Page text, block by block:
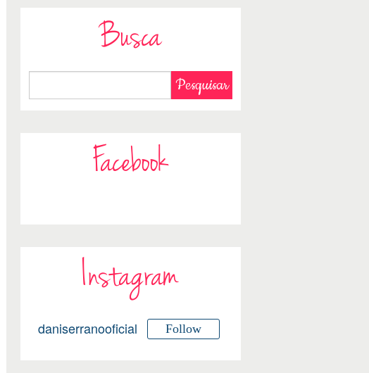
Busca
Facebook
Instagram
daniserranooficial Follow